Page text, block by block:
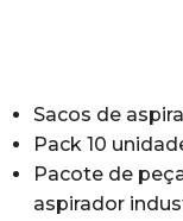
Sacos de
Pack 10
Pacote de
aspirador